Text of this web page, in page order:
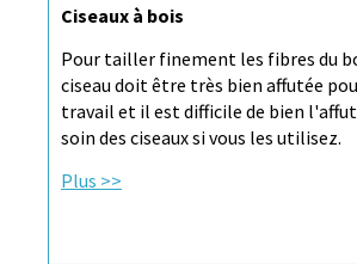
Ciseaux à bois
Pour tailler finement les fibres du
ciseau doit être très bien affutée
travail et il est difficile de bien
soin des ciseaux si vous les utilisez.
Plus >>